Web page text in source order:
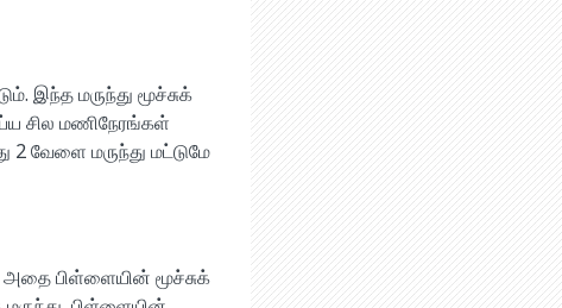
இந்த மருந்து மூச்சுக்
சில மணிநேரங்கள்
2 வேளை மருந்து மட்டுமே
அதை பிள்ளையின் மூச்சுக்